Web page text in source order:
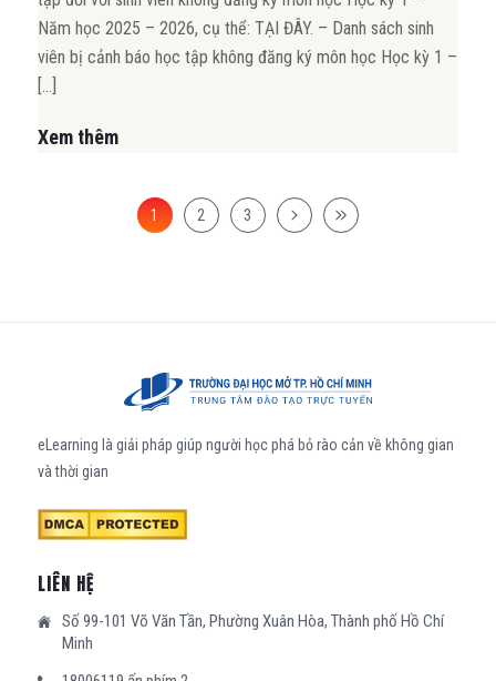
Năm học 2025 – 2026, cụ thể: TẠI ĐÂY. – Danh sách sinh
viên bị cảnh báo học tập không đăng ký môn học Học kỳ 1 –
[…]
Xem thêm
1 2 3
eLearning là giải pháp giúp người học phá bỏ rào cản về không gian
và thời gian
LIÊN HỆ
Số 99-101 Võ Văn Tần, Phường Xuân Hòa, Thành phố Hồ Chí
Minh